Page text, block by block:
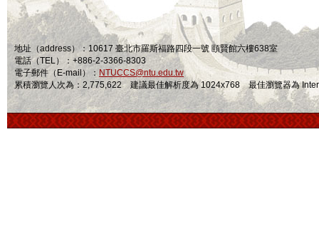
地址（address）：10617 臺北市羅斯福路四段一號 頤賢館六樓638室
電話（TEL）：+886-2-3366-8303
電子郵件（E-mail）： NTUCCS@ntu.edu.tw
累積瀏覽人次為：2,775,622 建議最佳解析度為 1024x768 最佳瀏覽器為